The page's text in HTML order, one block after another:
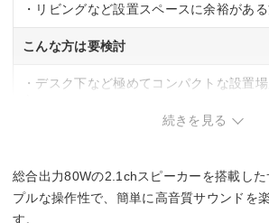
・リビングなど設置スペースに余裕がある
こんな方は要検討
・デスク下など極めてコンパクトな設置
続きを見る
総合出力80Wの2.1chスピーカーを搭載し
プルな操作性で、簡単に高音質サウンドを
す。